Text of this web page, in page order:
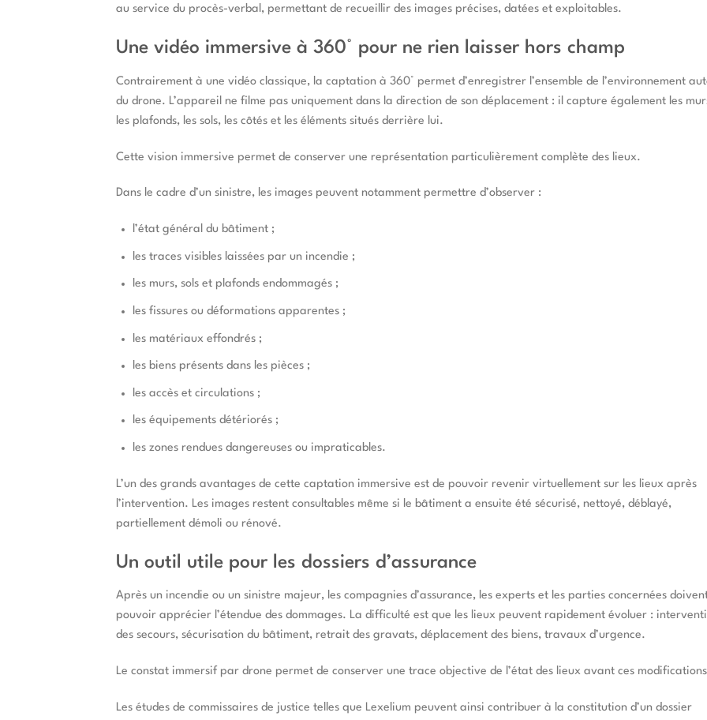
au service du procès-verbal, permettant de recueillir des images précises, datées et exploitables.
Une vidéo immersive à 360° pour ne rien laisser hors champ
Contrairement à une vidéo classique, la captation à 360° permet d’enregistrer l’ensemble de l’environnement
du drone. L’appareil ne filme pas uniquement dans la direction de son déplacement : il capture également les
les plafonds, les sols, les côtés et les éléments situés derrière lui.
Cette vision immersive permet de conserver une représentation particulièrement complète des lieux.
Dans le cadre d’un sinistre, les images peuvent notamment permettre d’observer :
l’état général du bâtiment ;
les traces visibles laissées par un incendie ;
les murs, sols et plafonds endommagés ;
les fissures ou déformations apparentes ;
les matériaux effondrés ;
les biens présents dans les pièces ;
les accès et circulations ;
les équipements détériorés ;
les zones rendues dangereuses ou impraticables.
L’un des grands avantages de cette captation immersive est de pouvoir revenir virtuellement sur les lieux après
l’intervention. Les images restent consultables même si le bâtiment a ensuite été sécurisé, nettoyé, déblayé,
partiellement démoli ou rénové.
Un outil utile pour les dossiers d’assurance
Après un incendie ou un sinistre majeur, les compagnies d’assurance, les experts et les parties concernées
pouvoir apprécier l’étendue des dommages. La difficulté est que les lieux peuvent rapidement évoluer :
des secours, sécurisation du bâtiment, retrait des gravats, déplacement des biens, travaux d’urgence.
Le constat immersif par drone permet de conserver une trace objective de l’état des lieux avant ces
Les études de commissaires de justice telles que Lexelium peuvent ainsi contribuer à la constitution d’un dossier